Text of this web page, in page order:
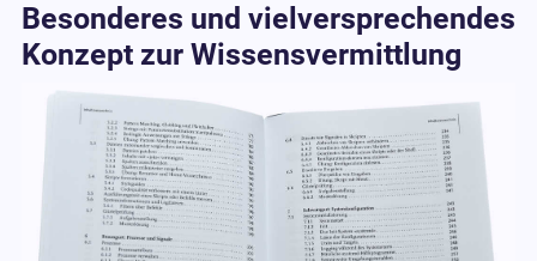
Besonderes und vielversprechendes
Konzept zur Wissensvermittlung